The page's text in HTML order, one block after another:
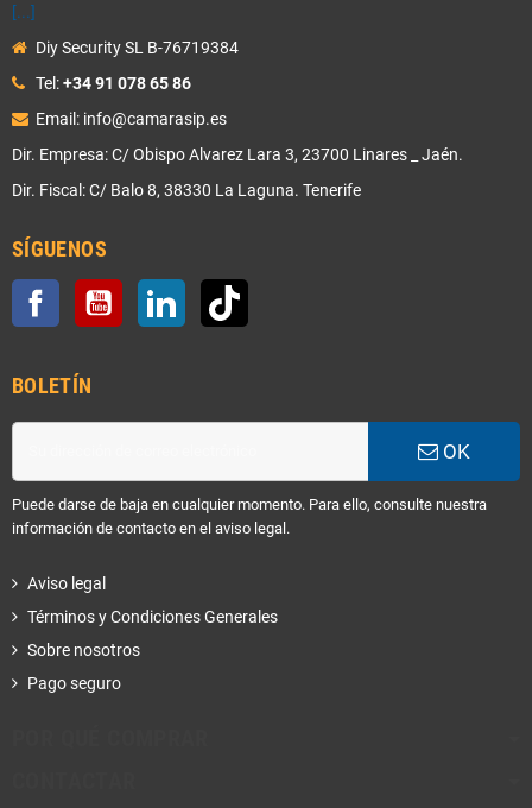
[...]
Diy Security SL B-76719384
Tel:+34 91 078 65 86
Email: info@camarasip.es
Dir. Empresa: C/ Obispo Alvarez Lara 3, 23700 Linares _ Jaén.
Dir. Fiscal: C/ Balo 8, 38330 La Laguna. Tenerife
SÍGUENOS
Facebook YouTube LinkedIn
BOLETÍN
OK
Puede darse de baja en cualquier momento. Para ello, consulte nuestra
información de contacto en el aviso legal.
Aviso legal
Términos y Condiciones Generales
Sobre nosotros
Pago seguro